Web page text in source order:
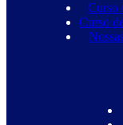
Curso
Curso